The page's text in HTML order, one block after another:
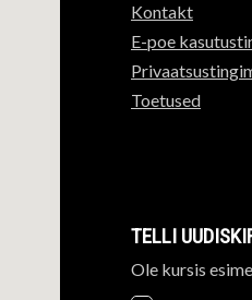
Kontakt
E-poe
Toetused
TELLI
Ole kursis